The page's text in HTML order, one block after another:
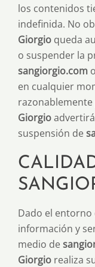
los contenidos
indefinida. No
Giorgio queda
o suspender la
sangiorgio.com
en cualquier
razonablemente
Giorgio
suspensión de
Dado el entorno
información y
medio de
Giorgio realiza